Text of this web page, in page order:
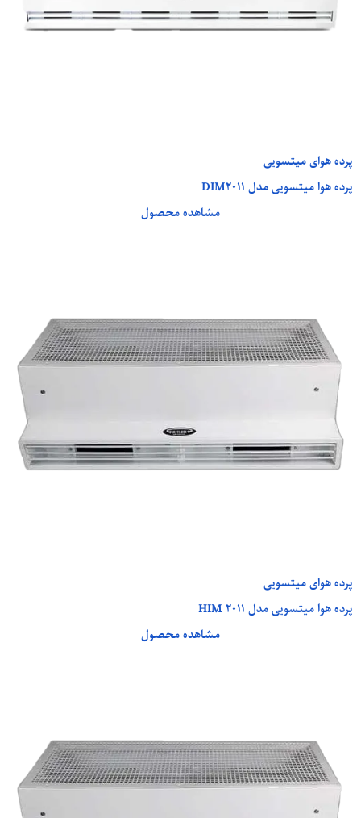
پرده هوای میتسویی
پرده هوا میتسویی مدل DIM2011
مشاهده محصول
پرده هوای میتسویی
پرده هوا میتسویی مدل HIM 2011
مشاهده محصول